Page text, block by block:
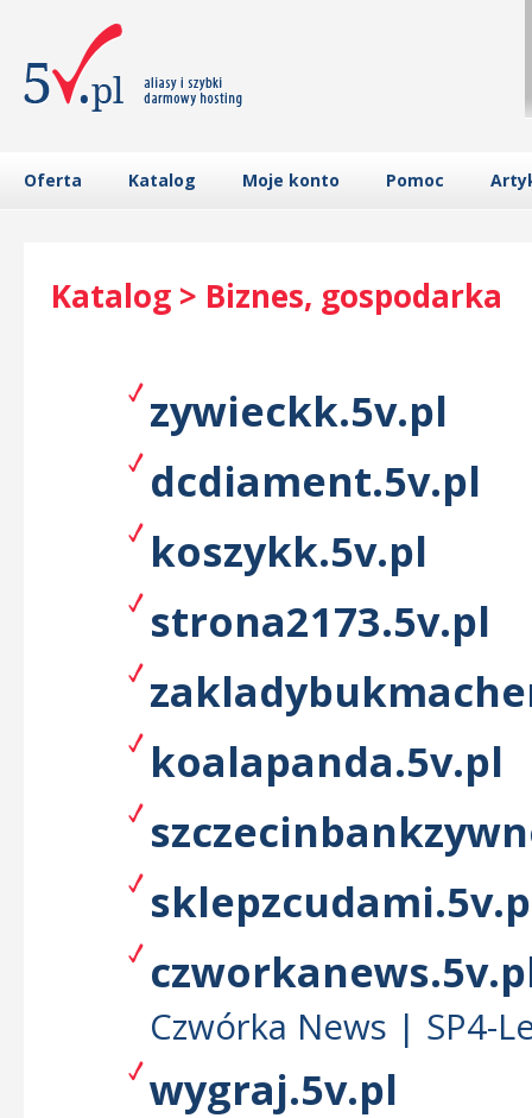
Oferta Katalog Moje konto Pomoc
Katalog > Biznes, gospodarka
zywieckk.5v.pl
dcdiament.5v.pl
koszykk.5v.pl
strona2173.5v.pl
koalapanda.5v.pl
Czwórka News | SP4-
wygraj.5v.pl